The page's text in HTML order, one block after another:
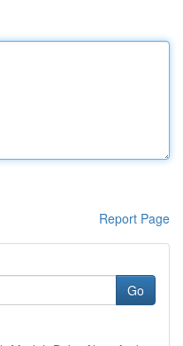
Report Page
Go